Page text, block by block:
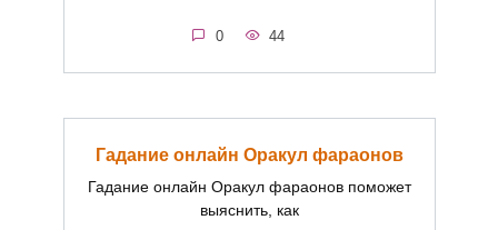
0 44
Гадание онлайн Оракул фараонов
Гадание онлайн Оракул фараонов поможет
выяснить, как